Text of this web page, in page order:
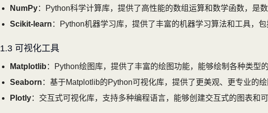
NumPy：Python科学计算库，提供了高性能的数组运算和数学函数，是
Scikit-learn ：Python机器学习库，提供了丰富的机器学习算法和工具，
1.3 可视化工具
Matplotlib ：Python绘图库，提供了丰富的绘图功能，能够绘制各种类型
Seaborn ：基于Matplotlib的Python可视化库，提供了更美观、更专业的
Plotly：交互式可视化库，支持多种编程语言，能够创建交互式的图表和